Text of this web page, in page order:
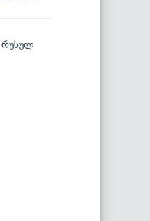
რუსულ